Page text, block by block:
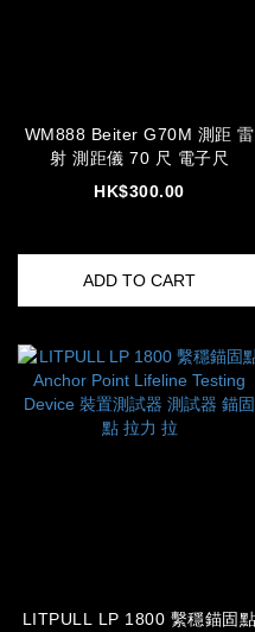
WM888 Beiter G70M 測距 雷
射 測距儀 70 尺 電子尺
HK$300.00
ADD TO CART
LITPULL LP 1800 繫穩錨固點